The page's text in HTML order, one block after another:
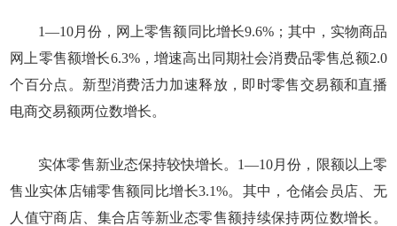
1—10月份，网上零售额同比增长9.6%；其中，实物商品
网上零售额增长6.3%，增速高出同期社会消费品零售总额2.0
个百分点。新型消费活力加速释放，即时零售交易额和直播
电商交易额两位数增长。
实体零售新业态保持较快增长。1—10月份，限额以上零
售业实体店铺零售额同比增长3.1%。其中，仓储会员店、无
人值守商店、集合店等新业态零售额持续保持两位数增长。